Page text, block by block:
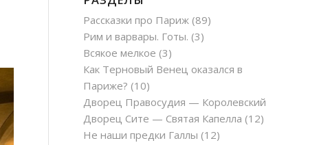
Рассказки про Париж (89)
Рим и варвары. Готы. (3)
Всякое мелкое (3)
Как Терновый Венец оказался в
Париже? (10)
Дворец Правосудия — Королевский
Дворец Сите — Святая Капелла (12)
Не наши предки Галлы (12)